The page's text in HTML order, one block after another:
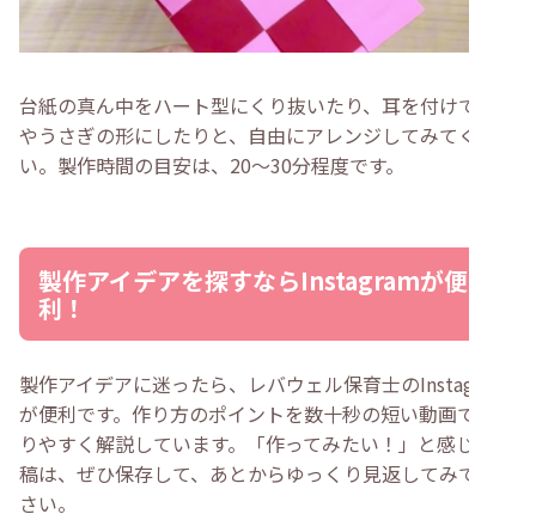
台紙の真ん中をハート型にくり抜いたり、耳を付けてくま
やうさぎの形にしたりと、自由にアレンジしてみてくださ
い。製作時間の目安は、20〜30分程度です。
製作アイデアを探すならInstagramが便
利！
製作アイデアに迷ったら、レバウェル保育士のInstagram
が便利です。作り方のポイントを数十秒の短い動画で分か
りやすく解説しています。「作ってみたい！」と感じた投
稿は、ぜひ保存して、あとからゆっくり見返してみてくだ
さい。